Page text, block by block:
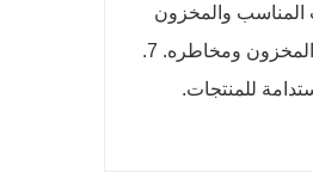
المناسب والمخزون
الكافي لمسامير النقل، وتقديم تحذيرات المخزون واقتراحات التجديد، ومساعدة العملاء على تقليل تكاليف المخزون ومخاطره. 7.
للمنتجات.